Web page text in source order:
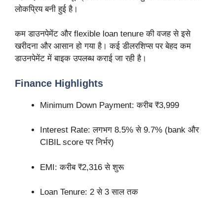
लोकप्रिय बनी हुई है।
कम डाउनपेमेंट और flexible loan tenure की वजह से इसे
खरीदना और आसान हो गया है। कई डीलरशिप्स पर बेहद कम
डाउनपेमेंट में बाइक उपलब्ध कराई जा रही है।
Finance Highlights
Minimum Down Payment: करीब ₹3,999
Interest Rate: लगभग 8.5% से 9.7% (bank और
CIBIL score पर निर्भर)
EMI: करीब ₹2,316 से शुरू
Loan Tenure: 2 से 3 साल तक